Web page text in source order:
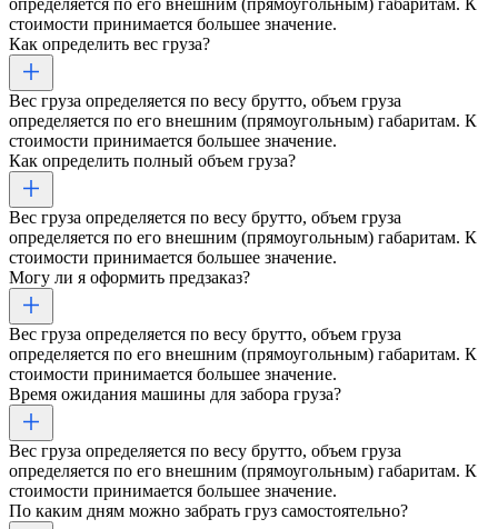
определяется по его внешним (прямоугольным) габаритам. К
стоимости принимается большее значение.
Как определить вес груза?
Вес груза определяется по весу брутто, объем груза
определяется по его внешним (прямоугольным) габаритам. К
стоимости принимается большее значение.
Как определить полный объем груза?
Вес груза определяется по весу брутто, объем груза
определяется по его внешним (прямоугольным) габаритам. К
стоимости принимается большее значение.
Могу ли я оформить предзаказ?
Вес груза определяется по весу брутто, объем груза
определяется по его внешним (прямоугольным) габаритам. К
стоимости принимается большее значение.
Время ожидания машины для забора груза?
Вес груза определяется по весу брутто, объем груза
определяется по его внешним (прямоугольным) габаритам. К
стоимости принимается большее значение.
По каким дням можно забрать груз самостоятельно?